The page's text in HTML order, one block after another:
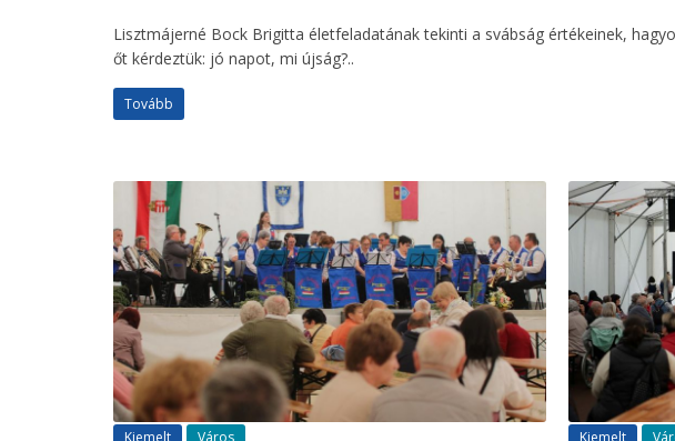
Lisztmájerné Bock Brigitta életfeladatának tekinti a svábság értékeinek,
őt kérdeztük: jó napot, mi újság?..
Tovább
Kiemelt Város Kiemelt